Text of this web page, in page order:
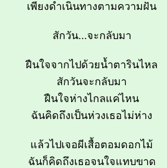
เพียงดำเนินทางตามความฝัน
สักวัน...จะกลับมา
ฝืนใจจากไปด้วยน้ำตารินไหล
สักวันจะกลับมา
ฝืนใจห่างไกลแค่ไหน
ฉันคิดถึงเป็นห่วงเธอไม่ห่าง
แล้วไปเจอผีเสื้อตอมดอกไม้
ฉันก็คิดถึงเธอจนใจแทบขาด